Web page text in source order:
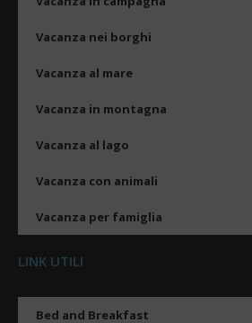
Vacanza nei borghi
Vacanza al mare
Vacanza in montagna
Vacanza al lago
Vacanza con animali
Vacanza per famiglia
LINK UTILI
Bed and Breakfast